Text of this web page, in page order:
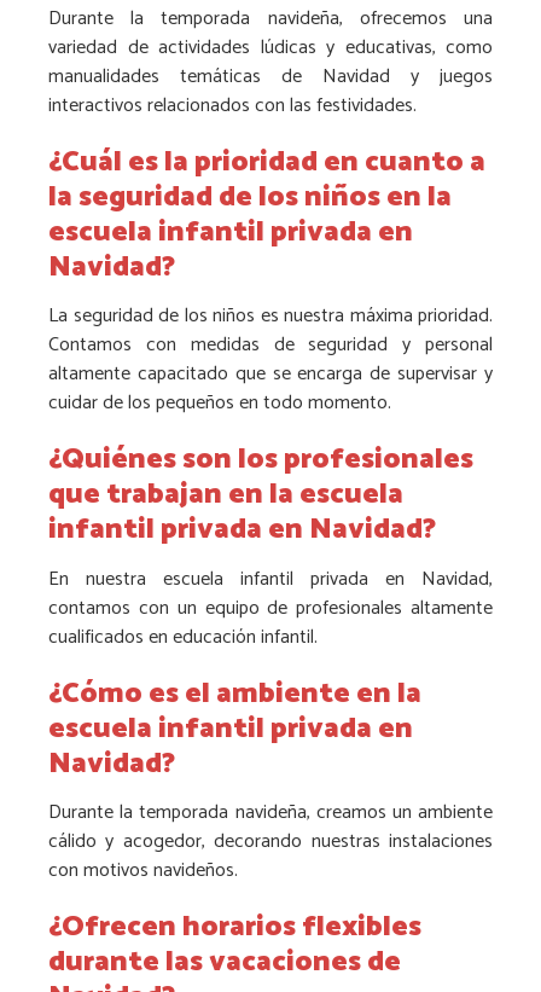
Durante la temporada navideña, ofrecemos una
variedad de actividades lúdicas y educativas, como
manualidades temáticas de Navidad y juegos
interactivos relacionados con las festividades.
¿Cuál es la prioridad en cuanto a
la seguridad de los niños en la
escuela infantil privada en
Navidad?
La seguridad de los niños es nuestra máxima prioridad.
Contamos con medidas de seguridad y personal
altamente capacitado que se encarga de supervisar y
cuidar de los pequeños en todo momento.
¿Quiénes son los profesionales
que trabajan en la escuela
infantil privada en Navidad?
En nuestra escuela infantil privada en Navidad,
contamos con un equipo de profesionales altamente
cualificados en educación infantil.
¿Cómo es el ambiente en la
escuela infantil privada en
Navidad?
Durante la temporada navideña, creamos un ambiente
cálido y acogedor, decorando nuestras instalaciones
con motivos navideños.
¿Ofrecen horarios flexibles
durante las vacaciones de